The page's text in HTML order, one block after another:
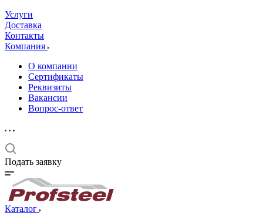
Услуги
Доставка
Контакты
Компания
О компании
Сертификаты
Реквизиты
Вакансии
Вопрос-ответ
Подать заявку
Каталог